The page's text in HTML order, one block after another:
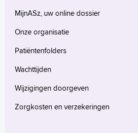
MijnASz, uw online dossier
Onze organisatie
Patiëntenfolders
Wachttijden
Wijzigingen doorgeven
Zorgkosten en verzekeringen